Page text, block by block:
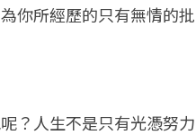
你所經歷的只有無情的批
？人生不是只有光憑努力